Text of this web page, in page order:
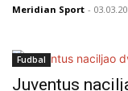
Meridian Sport -
Fudbal
Juventus